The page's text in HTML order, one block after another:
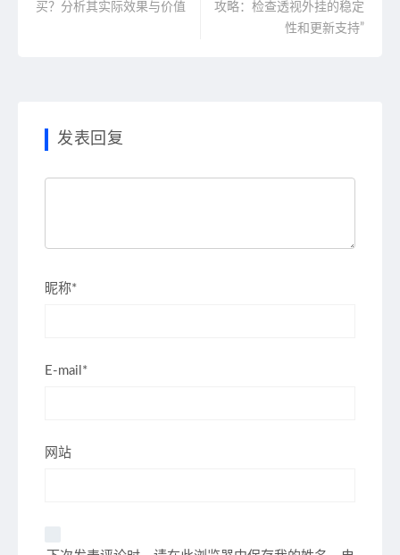
买？分析其实际效果与价值
攻略：检查透视外挂的稳定
性和更新支持”
发表回复
昵称*
E-mail*
网站